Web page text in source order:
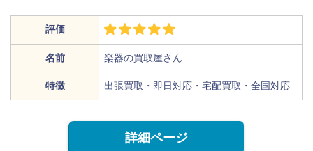
評価
名前 楽器の買取屋さん
特徴 出張買取・即日対応・宅配買取・全国対応
詳細ページ